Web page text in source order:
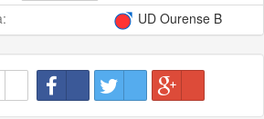
UD Ourense B